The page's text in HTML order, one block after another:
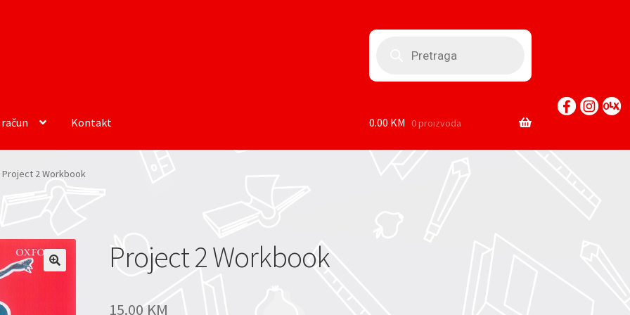
Kontakt 0.00 KM 0 proizvoda
Project 2 Workbook
Project 2 Workbook
15.00 KM